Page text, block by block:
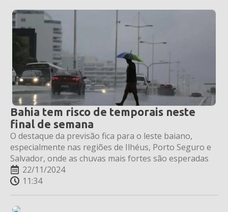
Bahia tem risco de temporais neste
final de semana
O destaque da previsão fica para o leste baiano,
especialmente nas regiões de Ilhéus, Porto Seguro e
Salvador, onde as chuvas mais fortes são esperadas
22/11/2024
11:34